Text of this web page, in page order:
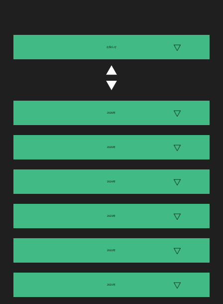
お知らせ
2026年
2025年
2024年
2023年
2022年
2021年